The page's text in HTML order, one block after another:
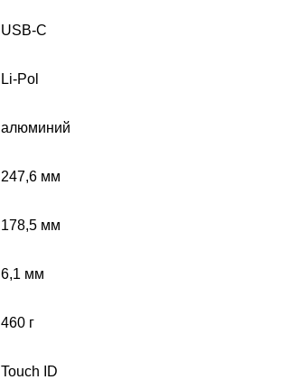
USB‑C
Li-Pol
алюминий
247,6 мм
178,5 мм
6,1 мм
460 г
Touch ID